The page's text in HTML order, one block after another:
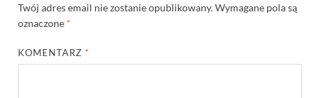
Twój adres email nie zostanie opublikowany.Wymagane pola są
oznaczone *
KOMENTARZ *